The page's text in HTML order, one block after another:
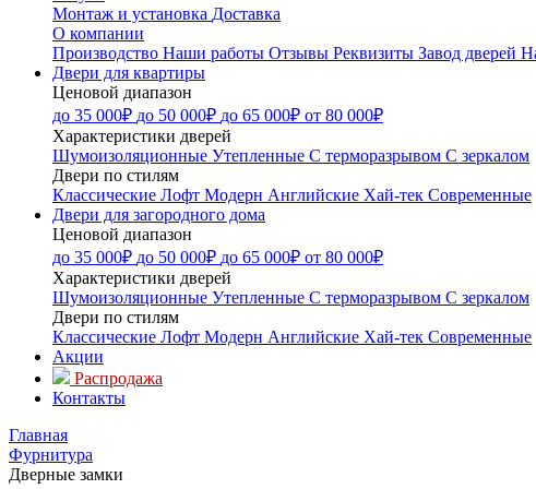
Монтаж и установка Доставка
О компании
Производство Наши работы Отзывы Реквизиты Завод дверей
Двери для квартиры
Ценовой диапазон
до 35 000₽ до 50 000₽ до 65 000₽ от 80 000₽
Характеристики дверей
Шумоизоляционные Утепленные С терморазрывом С зеркалом
Двери по стилям
Классические Лофт Модерн Английские Хай-тек Современные
Двери для загородного дома
Ценовой диапазон
до 35 000₽ до 50 000₽ до 65 000₽ от 80 000₽
Характеристики дверей
Шумоизоляционные Утепленные С терморазрывом С зеркалом
Двери по стилям
Классические Лофт Модерн Английские Хай-тек Современные
Акции
Распродажа
Контакты
Главная
Фурнитура
Дверные замки